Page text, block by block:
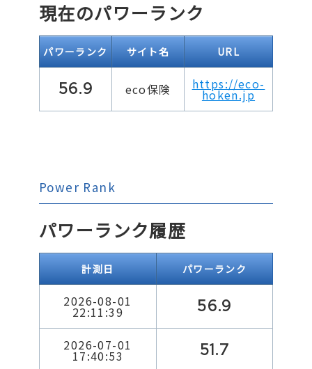
現在のパワーランク
パワーランク サイト名 URL
56.9 eco保険 https://eco-
hoken.jp
Power Rank
パワーランク履歴
計測日 パワーランク
2026-08-01
22:11:39 56.9
2026-07-01
17:40:53 51.7